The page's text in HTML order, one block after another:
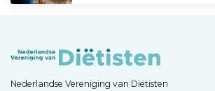
Nederlandse Vereniging van Diëtisten